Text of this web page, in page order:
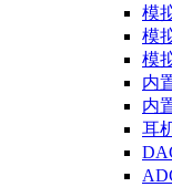
模
模
模
内
内
耳